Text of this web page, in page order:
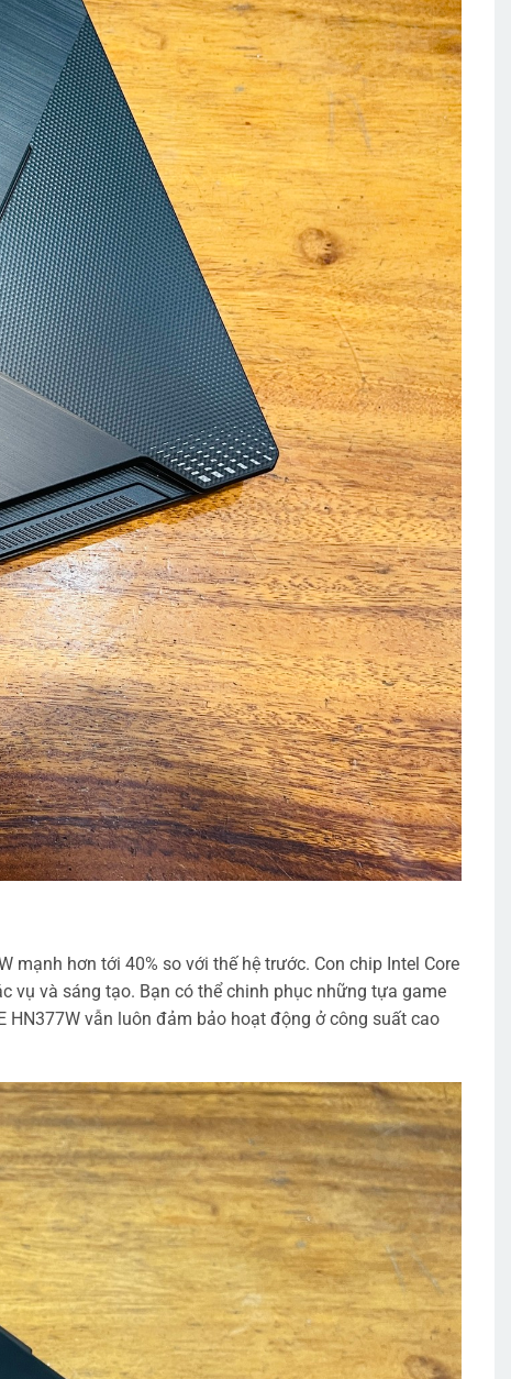
mạnh hơn tới 40% so với thế hệ trước. Con chip Intel Core
vụ và sáng tạo. Bạn có thể chinh phục những tựa game
HN377W vẫn luôn đảm bảo hoạt động ở công suất cao